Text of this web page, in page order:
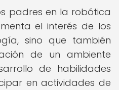
padres en la robótica
el interés de los
sino que también
de un ambiente
de habilidades
en actividades de